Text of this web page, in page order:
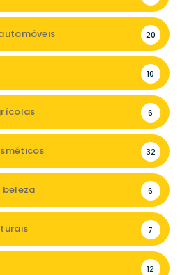
20
10
6
32
beleza 6
7
12